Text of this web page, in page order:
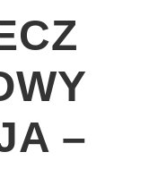
–